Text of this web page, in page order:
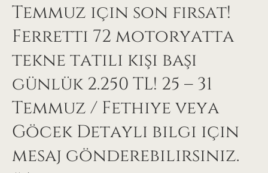
Temmuz için son fırsat!
Ferretti 72 motoryatta
tekne tatili kişi başı
günlük 2.250 TL! 25 – 31
Temmuz / Fethiye veya
Göcek Detaylı bilgi için
mesaj gönderebilirsiniz.